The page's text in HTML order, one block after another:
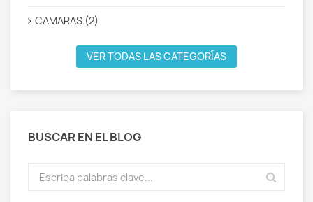
CAMARAS (2)
VER TODAS LAS CATEGORÍAS
BUSCAR EN EL BLOG